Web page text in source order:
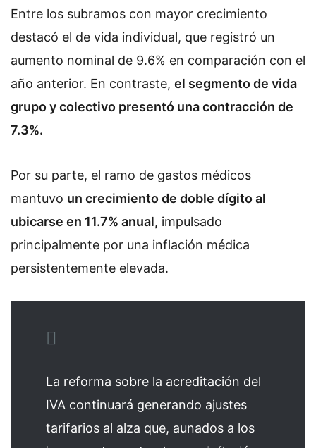
Entre los subramos con mayor crecimiento
destacó el de vida individual, que registró un
aumento nominal de 9.6% en comparación con el
año anterior. En contraste, el segmento de vida
grupo y colectivo presentó una contracción de
7.3%.
Por su parte, el ramo de gastos médicos
mantuvo un crecimiento de doble dígito al
ubicarse en 11.7% anual, impulsado
principalmente por una inflación médica
persistentemente elevada.
La reforma sobre la acreditación del
IVA continuará generando ajustes
tarifarios al alza que, aunados a los